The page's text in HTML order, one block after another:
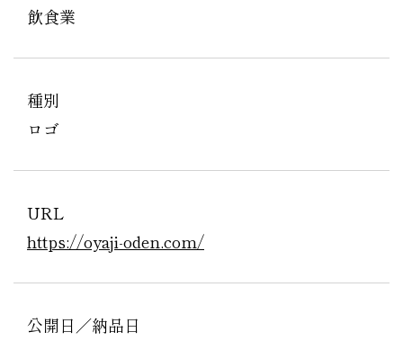
飲食業
種別
ロゴ
URL
https://oyaji-oden.com/
公開日／納品日